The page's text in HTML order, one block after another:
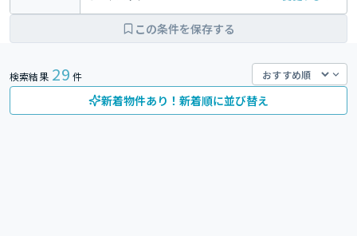
この条件を保存する
検索結果 29 件
新着物件あり！新着順に並び替え